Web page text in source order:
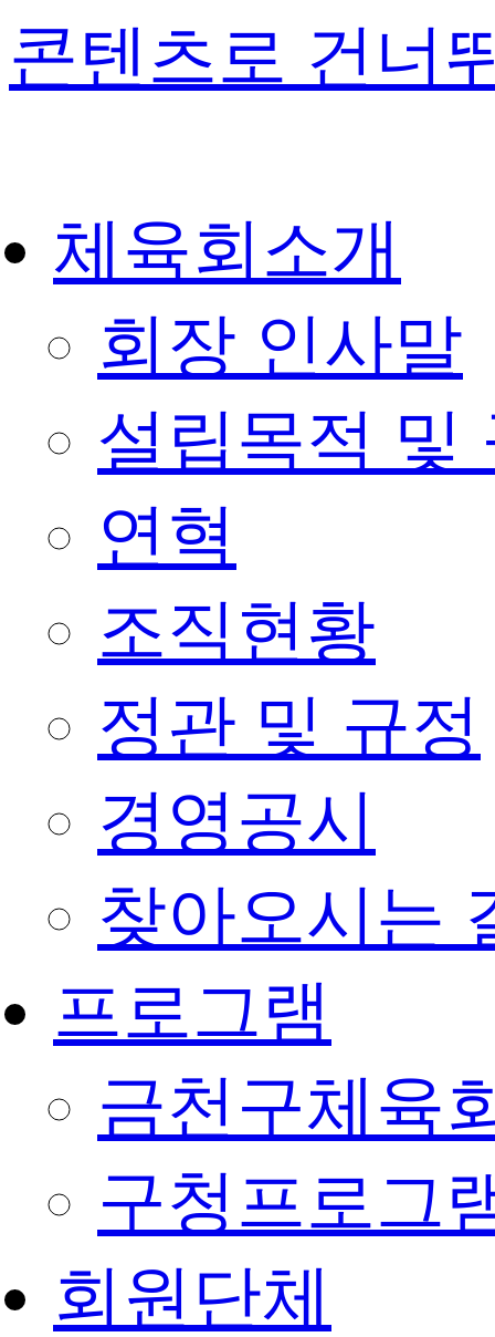
콘텐츠로 건너
체육회소개
회장 인사말
설립목적 및
연혁
조직현황
정관 및 규정
경영공시
찾아오시는
프로그램
금천구체육
구청프로그
회원단체